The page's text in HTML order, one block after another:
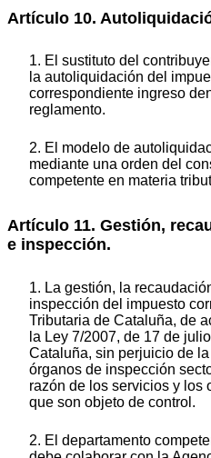
Artículo 10.
1. El sustituto del
la autoliquidación del
correspondiente ingreso
reglamento.
2. El modelo de
mediante una orden del
competente en materia
Artículo 11. Gestión,
e inspección.
1. La gestión, la
inspección del impuesto
Tributaria de Cataluña, de
la Ley 7/2007, de 17 de
Cataluña, sin perjuicio de
órganos de inspección
razón de los servicios y los
que son objeto de control.
2. El departamento